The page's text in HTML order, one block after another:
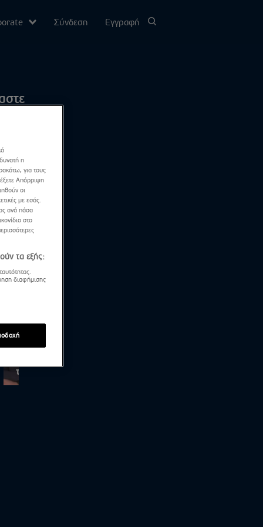
Σύνδεση Εγγραφή
τον χώρο»
η
για τους
Απόρριψη
οι
με εσάς.
ανά πάσα
στο
τα εξής:
διαφήμισης